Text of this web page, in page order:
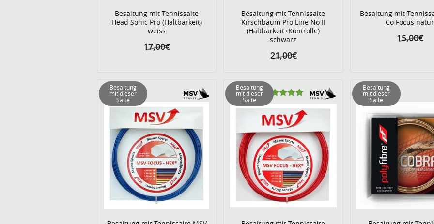
Besaitung mit Tennissaite
Head Sonic Pro (Haltbarkeit)
weiss
17,00€
Besaitung mit Tennissaite
Kirschbaum Pro Line No II
(Haltbarkeit+Kontrolle)
schwarz
21,00€
Besaitung mit
Co Focus natur
15,00€
Besaitung
mit dieser
Saite
Besaitung
mit dieser
Saite
Besaitung
mit dieser
Saite